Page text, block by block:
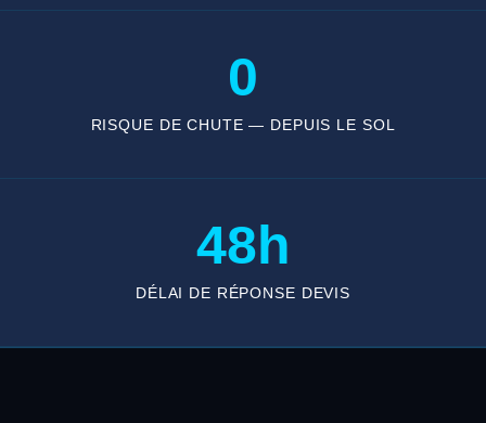
0
RISQUE DE CHUTE — DEPUIS LE SOL
48h
DÉLAI DE RÉPONSE DEVIS